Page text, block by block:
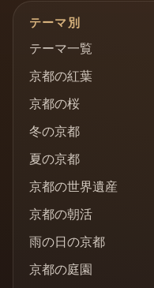
テーマ別
テーマ一覧
京都の紅葉
京都の桜
冬の京都
夏の京都
京都の世界遺産
京都の朝活
雨の日の京都
京都の庭園